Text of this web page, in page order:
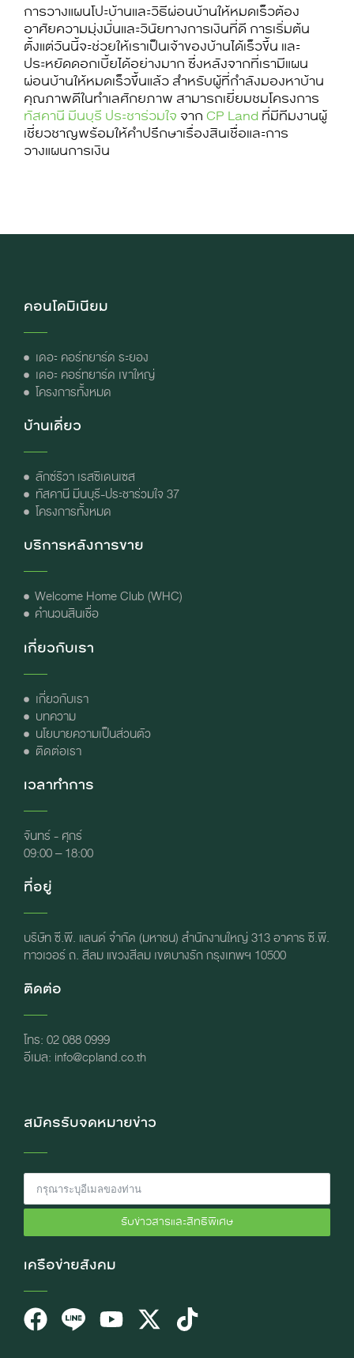
การวางแผนโปะบ้านและวิธีผ่อนบ้านให้หมดเร็วต้อง
อาศัยความมุ่งมั่นและวินัยทางการเงินที่ดี การเริ่มต้น
ตั้งแต่วันนี้จะช่วยให้เราเป็นเจ้าของบ้านได้เร็วขึ้น และ
ประหยัดดอกเบี้ยได้อย่างมาก ซึ่งหลังจากที่เรามีแผน
ผ่อนบ้านให้หมดเร็วขึ้นแล้ว สำหรับผู้ที่กำลังมองหาบ้าน
คุณภาพดีในทำเลศักยภาพ สามารถเยี่ยมชมโครงการ
ทัสคานี มีนบุรี ประชาร่วมใจ จาก CP Land ที่มีทีมงานผู้
เชี่ยวชาญพร้อมให้คำปรึกษาเรื่องสินเชื่อและการ
วางแผนการเงิน
คอนโดมิเนียม
เดอะ คอร์ทยาร์ด ระยอง
เดอะ คอร์ทยาร์ด เขาใหญ่
โครงการทั้งหมด
บ้านเดี่ยว
ลักซ์ริวา เรสซิเดนเซส
ทัสคานี มีนบุรี-ประชาร่วมใจ 37
โครงการทั้งหมด
บริการหลังการขาย
Welcome Home Club (WHC)
คำนวนสินเชื่อ
เกี่ยวกับเรา
เกี่ยวกับเรา
บทความ
นโยบายความเป็นส่วนตัว
ติดต่อเรา
เวลาทำการ
จันทร์ - ศุกร์
09:00 – 18:00
ที่อยู่
บริษัท ซี.พี. แลนด์ จำกัด (มหาชน) สำนักงานใหญ่ 313 อาคาร ซี.พี.
ทาวเวอร์ ถ. สีลม แขวงสีลม เขตบางรัก กรุงเทพฯ 10500
ติดต่อ
โทร: 02 088 0999
อีเมล: info@cpland.co.th
สมัครรับจดหมายข่าว
รับข่าวสารและสิทธิพิเศษ
เครือข่ายสังคม